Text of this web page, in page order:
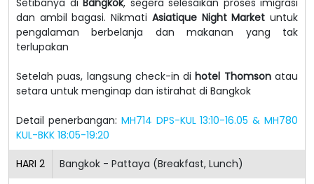
dan ambil bagasi. Nikmati Asiatique Night Market untuk
pengalaman berbelanja dan makanan yang tak
terlupakan
Setelah puas, langsung check-in dihotel Thomsonatau
setara untuk menginap dan istirahat di Bangkok
Detail penerbangan: MH714 DPS-KUL 13:10-16.05 & MH780
KUL-BKK 18:05-19:20
HARI 2 Bangkok - Pattaya (Breakfast, Lunch)